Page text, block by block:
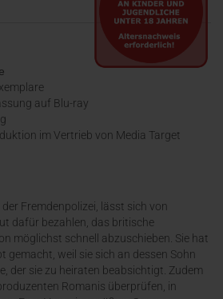
auf Blu-ray
im Vertrieb von Media Target
Fremdenpolizei, lässt sich von
dafür bezahlen, das britische
möglichst schnell abzuschieben. Sie hat
gemacht, weil sie sich an dessen Sohn
der sie zu heiraten beabsichtigt. Zudem
Romanis überprüfen, in